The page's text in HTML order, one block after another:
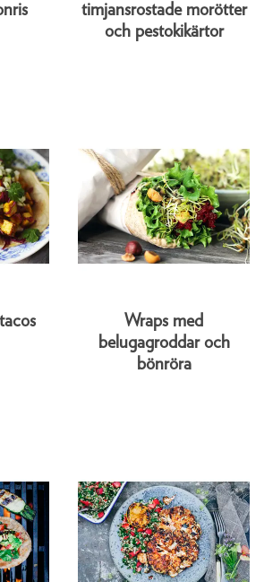
timjansrostade morötter
och pestokikärtor
Wraps med
belugagroddar och
bönröra